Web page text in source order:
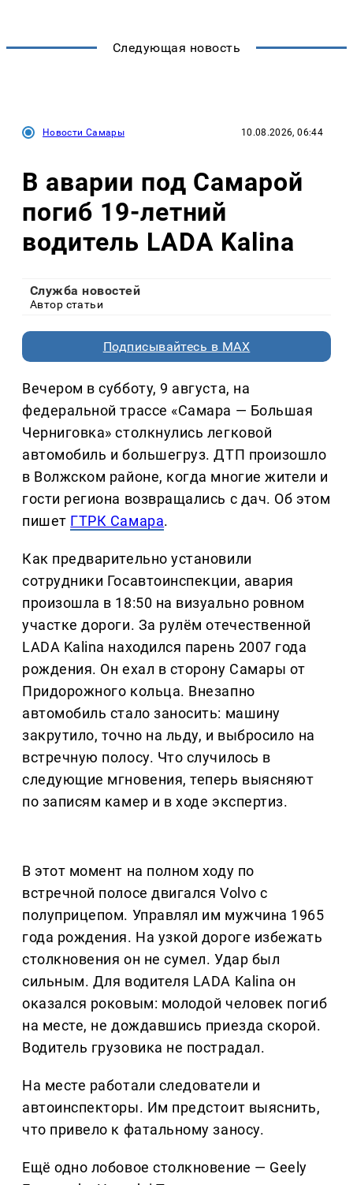
Следующая новость
Новости Самары 10.08.2026, 06:44
В аварии под Самарой
погиб 19-летний
водитель LADA Kalina
Служба новостей
Автор статьи
Подписывайтесь в MAX
Вечером в субботу, 9 августа, на
федеральной трассе «Самара — Большая
Черниговка» столкнулись легковой
автомобиль и большегруз. ДТП произошло
в Волжском районе, когда многие жители и
гости региона возвращались с дач. Об этом
пишет ГТРК Самара.
Как предварительно установили
сотрудники Госавтоинспекции, авария
произошла в 18:50 на визуально ровном
участке дороги. За рулём отечественной
LADA Kalina находился парень 2007 года
рождения. Он ехал в сторону Самары от
Придорожного кольца. Внезапно
автомобиль стало заносить: машину
закрутило, точно на льду, и выбросило на
встречную полосу. Что случилось в
следующие мгновения, теперь выясняют
по записям камер и в ходе экспертиз.
В этот момент на полном ходу по
встречной полосе двигался Volvo с
полуприцепом. Управлял им мужчина 1965
года рождения. На узкой дороге избежать
столкновения он не сумел. Удар был
сильным. Для водителя LADA Kalina он
оказался роковым: молодой человек погиб
на месте, не дождавшись приезда скорой.
Водитель грузовика не пострадал.
На месте работали следователи и
автоинспекторы. Им предстоит выяснить,
что привело к фатальному заносу.
Ещё одно лобовое столкновение — Geely